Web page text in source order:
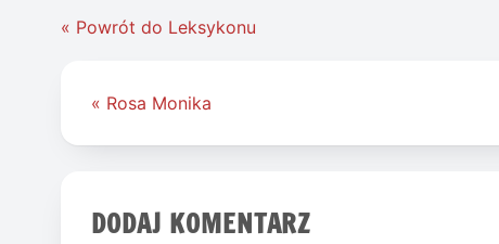
« Powrót do Leksykonu
Nawigacja
« Rosa Monika
DODAJ KOMENTARZ